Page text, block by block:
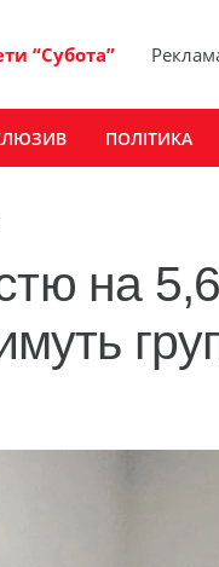
“Субота”
ПОЛІТИКА
на